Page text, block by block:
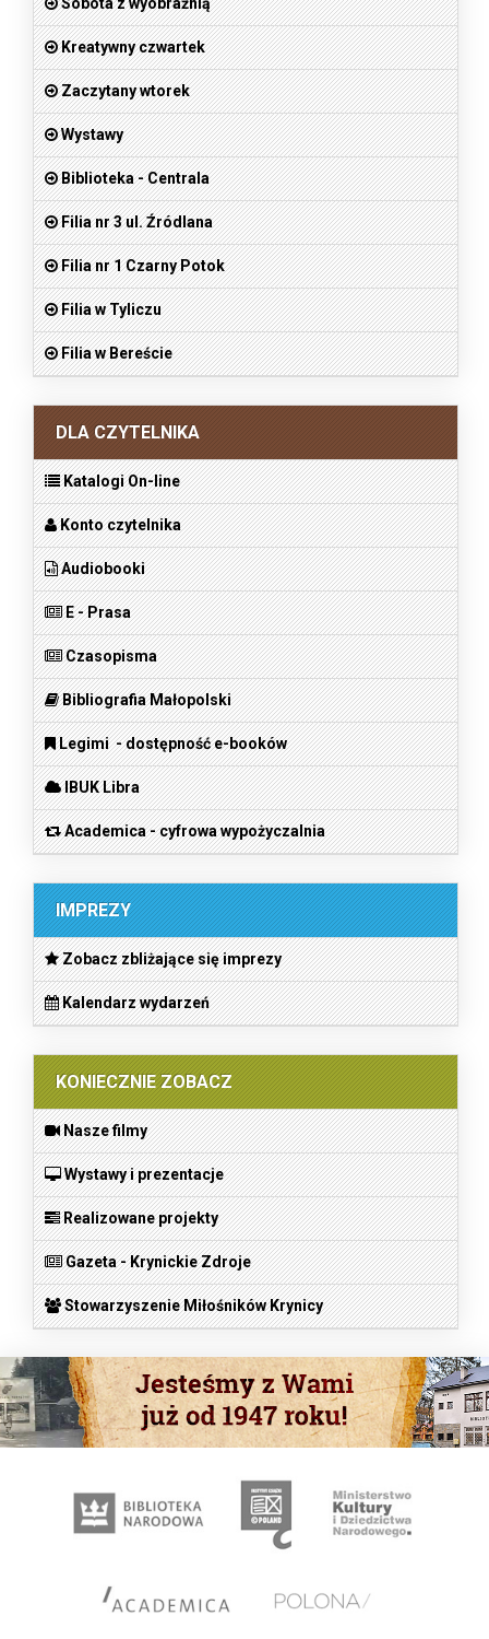
Sobota z wyobraźnią
Kreatywny czwartek
Zaczytany wtorek
Wystawy
Biblioteka - Centrala
Filia nr 3 ul. Źródlana
Filia nr 1 Czarny Potok
Filia w Tyliczu
Filia w Bereście
DLA CZYTELNIKA
Katalogi On-line
Konto czytelnika
Audiobooki
E - Prasa
Czasopisma
Bibliografia Małopolski
Legimi - dostępność e-booków
IBUK Libra
Academica - cyfrowa wypożyczalnia
IMPREZY
Zobacz zbliżające się imprezy
Kalendarz wydarzeń
KONIECZNIE ZOBACZ
Nasze filmy
Wystawy i prezentacje
Realizowane projekty
Gazeta - Krynickie Zdroje
Stowarzyszenie Miłośników Krynicy